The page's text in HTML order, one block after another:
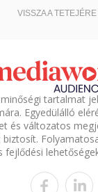
VISSZA A TETEJÉRE
tartalmat
Egyedülálló
és változatos
biztosít.
fejlődési